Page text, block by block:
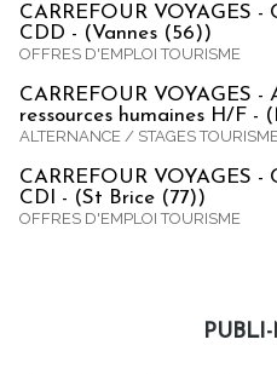
CARREFOUR VOYAGES -
CDD - (Vannes (56))
OFFRES D'EMPLOI TOURISME
CARREFOUR VOYAGES
ressources humaines H/F -
ALTERNANCE / STAGES TOURISME
CARREFOUR VOYAGES -
CDI - (St Brice (77))
OFFRES D'EMPLOI TOURISME